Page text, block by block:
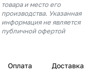
товара и место его
производства. Указанная
информация не является
публичной офертой
Оплата Доставка